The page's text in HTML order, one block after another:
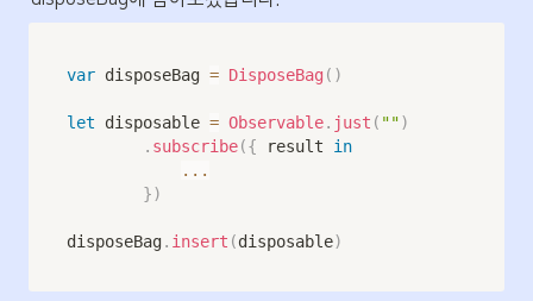
var disposeBag = DisposeBag ( )
let disposable = Observable. just ( "")
. subscribe({ result in
...
})
disposeBag. insert (disposable)